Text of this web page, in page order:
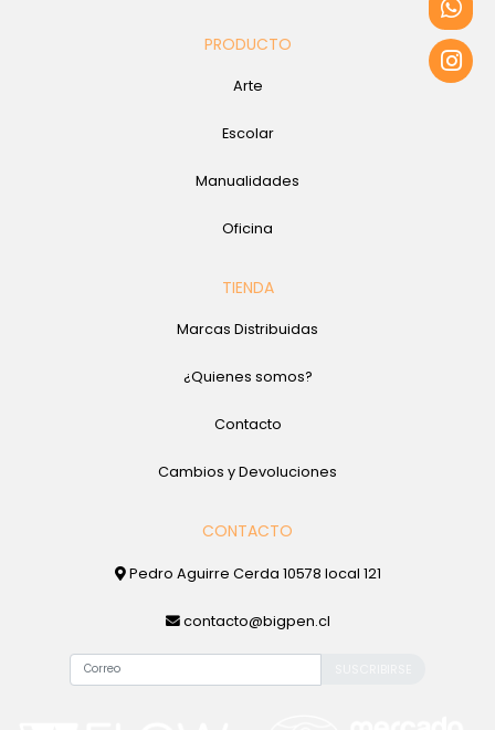
PRODUCTO
Arte
Escolar
Manualidades
Oficina
TIENDA
Marcas Distribuidas
¿Quienes somos?
Contacto
Cambios y Devoluciones
CONTACTO
Pedro Aguirre Cerda 10578 local 121
contacto@bigpen.cl